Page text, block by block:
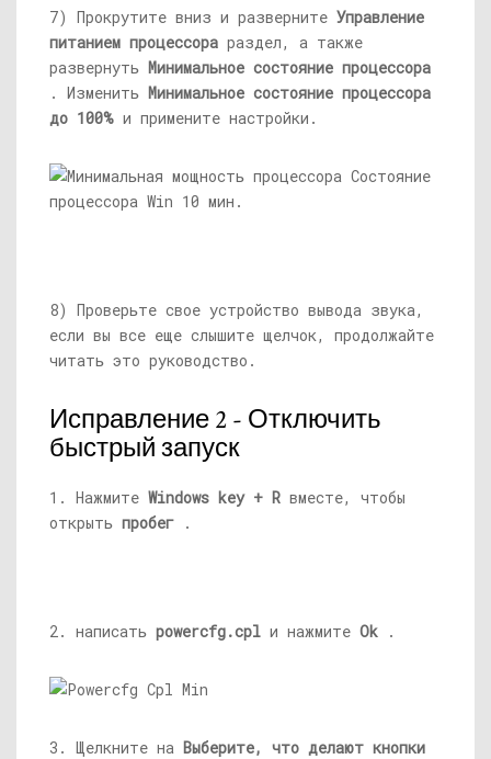
7) Прокрутите вниз и разверните Управление
питанием процессора раздел, а также
развернуть Минимальное состояние процессора
. Изменить Минимальное состояние процессора
до 100% и примените настройки.
8) Проверьте свое устройство вывода звука,
если вы все еще слышите щелчок, продолжайте
читать это руководство.
Исправление 2 - Отключить
быстрый запуск
1. Нажмите Windows key + R вместе, чтобы
открыть пробег .
2. написать powercfg.cpl и нажмите Ok .
3. Щелкните на Выберите, что делают кнопки